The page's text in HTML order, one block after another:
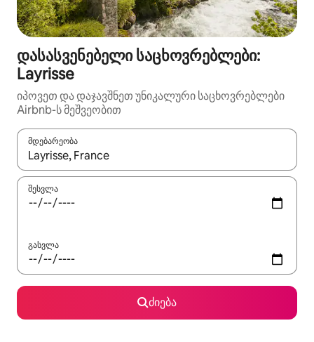
დასასვენებელი საცხოვრებლები:
Layrisse
იპოვეთ და დაჯავშნეთ უნიკალური საცხოვრებლები
Airbnb-ს მეშვეობით
მდებარეობა
როცა შედეგები ხელმისაწვდომი გახდება, ნავიგაციისთვის
შესვლა
გასვლა
ძიება